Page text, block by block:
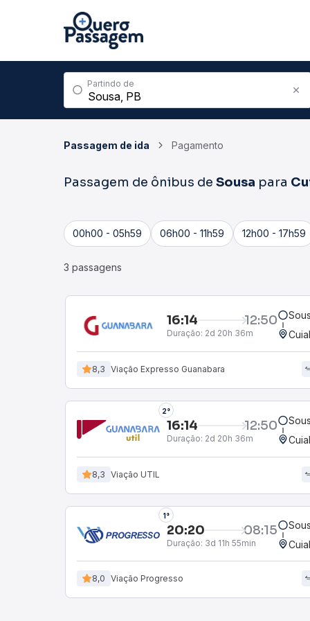
Partindo de
Passagem de ida Pagamento
Passagem de ônibus de Sousa para
00h00 - 05h59 06h00 - 11h59 12h00 - 17h59
3 passagens
16:14 12:50
Duração: 2d 20h 36m
8,3 Viação Expresso Guanabara
2°
16:14 12:50
Duração: 2d 20h 36m
8,3 Viação UTIL
1°
20:20 08:15
Duração: 3d 11h 55min
8,0 Viação Progresso